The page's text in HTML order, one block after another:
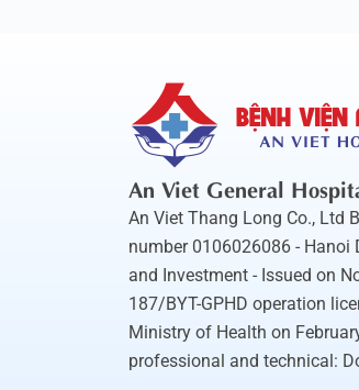
An Viet General
An Viet Thang Long Co., Ltd
number 0106026086 -
and Investment - Issued on
187/BYT-GPHD operation
Ministry of Health on
professional and technical: